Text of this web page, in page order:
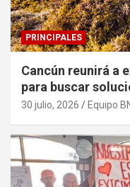
PRINCIPALES
Cancún reunirá a
para buscar
sargazo
30 julio, 2026 Equipo